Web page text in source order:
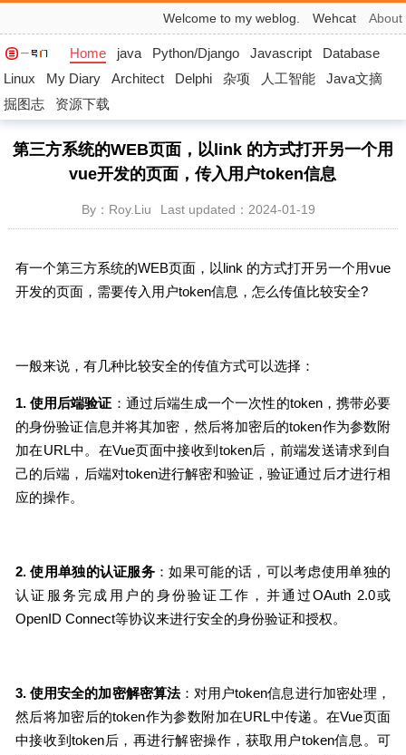
Welcome to my weblog. Wehcat About
Home java Python/Django Javascript
Database
Linux
My Diary Architect Delphi 杂项 人工智能
Java文摘
掘图志
资源下载
第三方系统的WEB页面，以link 的方式打开另一个用
vue开发的页面，传入用户token信息
By：Roy.Liu Last updated：2024-01-19
有一个第三方系统的WEB页面，以link 的方式打开另一个用vue
开发的页面，需要传入用户token信息，怎么传值比较安全?
一般来说，有几种比较安全的传值方式可以选择：
1. 使用后端验证 ：通过后端生成一个一次性的token，携带必要
的身份验证信息并将其加密，然后将加密后的token作为参数附
加在URL中。在Vue页面中接收到token后，前端发送请求到自
己的后端，后端对token进行解密和验证，验证通过后才进行相
应的操作。
2. 使用单独的认证服务 ：如果可能的话，可以考虑使用单独的
认证服务完成用户的身份验证工作，并通过OAuth 2.0或
OpenID Connect等协议来进行安全的身份验证和授权。
3. 使用安全的加密解密算法：对用户token信息进行加密处理，
然后将加密后的token作为参数附加在URL中传递。在Vue页面
中接收到token后，再进行解密操作，获取用户token信息。可